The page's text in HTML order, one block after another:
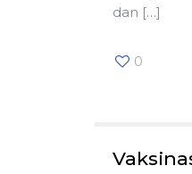
dan […]
0